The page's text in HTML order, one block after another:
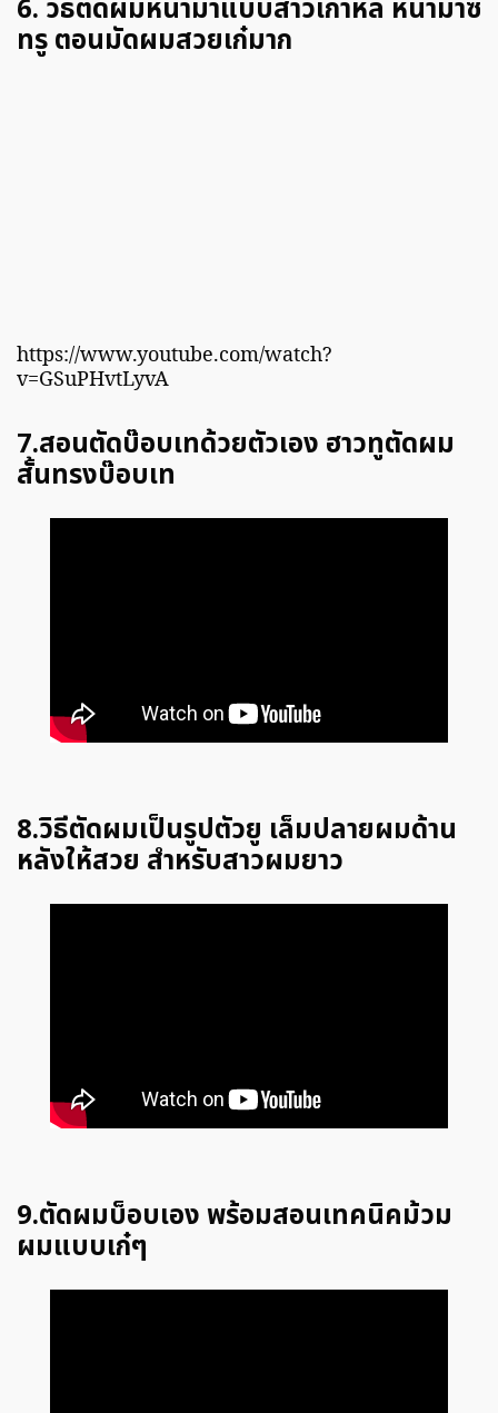
6. วิธีตัดผมหน้าม้าแบบสาวเกาหลี หน้าม้าซี
ทรู ตอนมัดผมสวยเก๋มาก
https://www.youtube.com/watch?
v=GSuPHvtLyvA
7.สอนตัดบ๊อบเทด้วยตัวเอง ฮาวทูตัดผม
สั้นทรงบ๊อบเท
8.วิธีตัดผมเป็นรูปตัวยู เล็มปลายผมด้าน
หลังให้สวย สำหรับสาวผมยาว
9.ตัดผมบ็อบเอง พร้อมสอนเทคนิคม้วม
ผมแบบเก๋ๆ